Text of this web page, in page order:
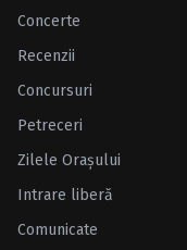
Concerte
Recenzii
Concursuri
Petreceri
Zilele Oraşului
Intrare liberă
Comunicate